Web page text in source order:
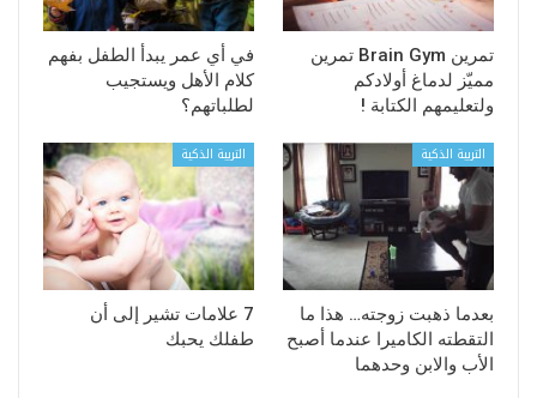
تمرين Brain Gym تمرين
مميّز لدماغ أولادكم
ولتعليمهم الكتابة !
في أي عمر يبدأ الطفل بفهم
كلام الأهل ويستجيب
لطلباتهم؟
التربية الذكية
بعدما ذهبت زوجته… هذا ما
التقطته الكاميرا عندما أصبح
الأب والابن وحدهما
التربية الذكية
7 علامات تشير إلى أن
طفلك يحبك